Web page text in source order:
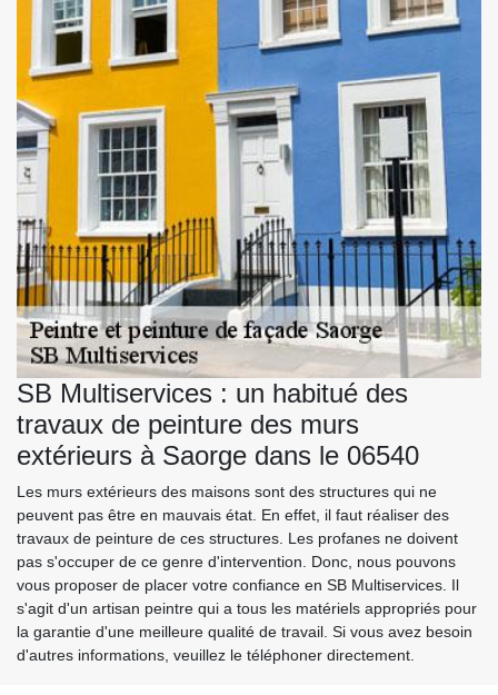
SB Multiservices : un habitué des
travaux de peinture des murs
extérieurs à Saorge dans le 06540
Les murs extérieurs des maisons sont des structures qui ne
peuvent pas être en mauvais état. En effet, il faut réaliser des
travaux de peinture de ces structures. Les profanes ne doivent
pas s'occuper de ce genre d'intervention. Donc, nous pouvons
vous proposer de placer votre confiance en SB Multiservices. Il
s'agit d'un artisan peintre qui a tous les matériels appropriés pour
la garantie d'une meilleure qualité de travail. Si vous avez besoin
d'autres informations, veuillez le téléphoner directement.